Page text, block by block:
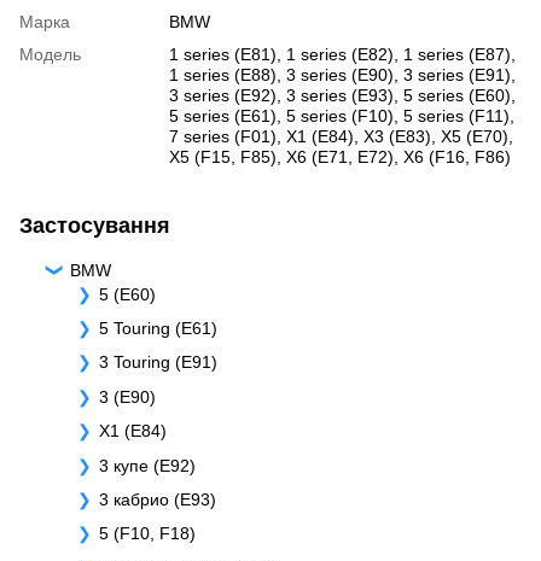
Марка
BMW
Модель
1 series (E81) 1 series (E82) 1 series (E87)
1 series (E88) 3 series (E90) 3 series (E91)
3 series (E92) 3 series (E93) 5 series (E60)
5 series (E61) 5 series (F10) 5 series (F11)
7 series (F01) X1 (E84) X3 (E83) X5 (E70)
X5 (F15, F85) X6 (E71, E72) X6 (F16, F86)
Застосування
BMW
5 (E60)
5 Touring (E61)
3 Touring (E91)
3 (E90)
X1 (E84)
3 купе (E92)
3 кабрио (E93)
5 (F10, F18)